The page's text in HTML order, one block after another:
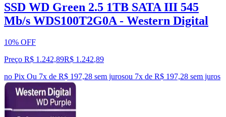
SSD WD Green 2.5 1TB SATA III 545
Mb/s WDS100T2G0A - Western Digital
10% OFF
Preço R$ 1.242,89R$ 1.242,89
no Pix Ou 7x de R$ 197,28 sem jurosou 7x de R$ 197,28 sem juros